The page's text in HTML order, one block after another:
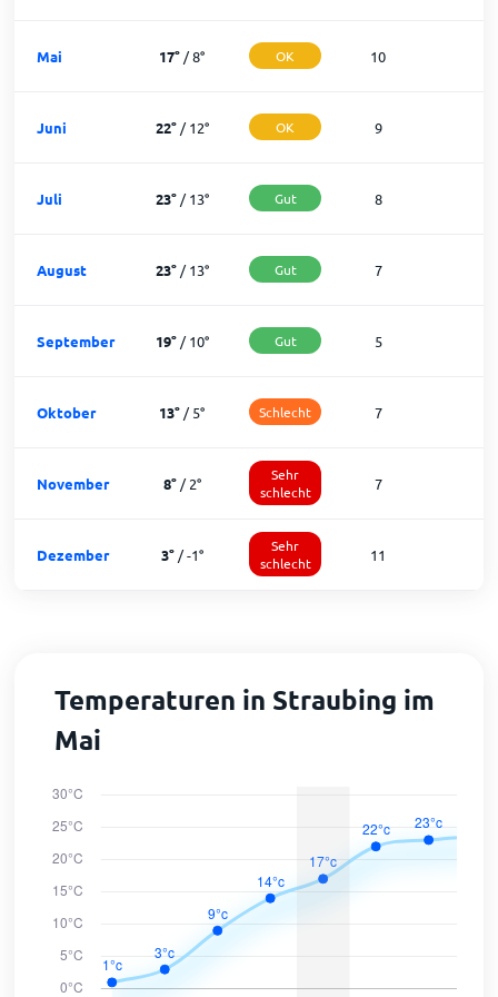
Mai 17° /8° OK 10
Juni 22°/12° OK 9
Juli 23°/13° Gut 8
August 23°/13° Gut 7
September 19°/10° Gut 5
Oktober 13° /5° Schlecht 7
November 8°/2°
Sehr
schlecht
7
Dezember 3°/-1°
Sehr
schlecht
11
Temperaturen in Straubing im
Mai